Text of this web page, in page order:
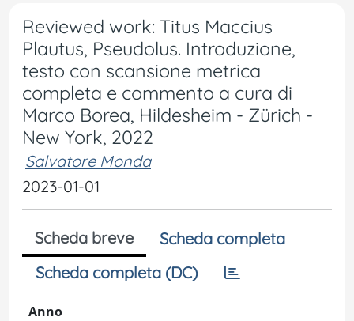
Reviewed work: Titus Maccius
Plautus, Pseudolus. Introduzione,
testo con scansione metrica
completa e commento a cura di
Marco Borea, Hildesheim - Zürich -
New York, 2022
Salvatore Monda
2023-01-01
Scheda breve
Scheda completa
Scheda completa (DC)
Anno